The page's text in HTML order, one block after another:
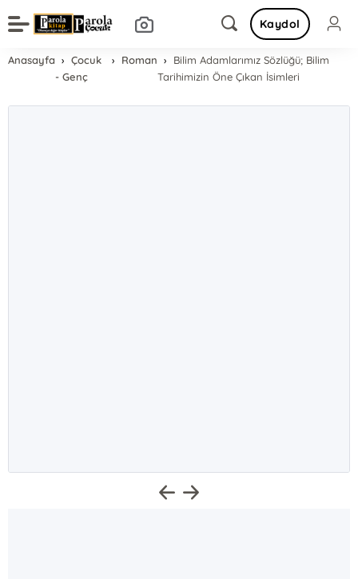
Kaydol
Anasayfa
Çocuk
- Genç
Roman
Bilim Adamlarımız Sözlüğü; Bilim
Tarihimizin Öne Çıkan İsimleri